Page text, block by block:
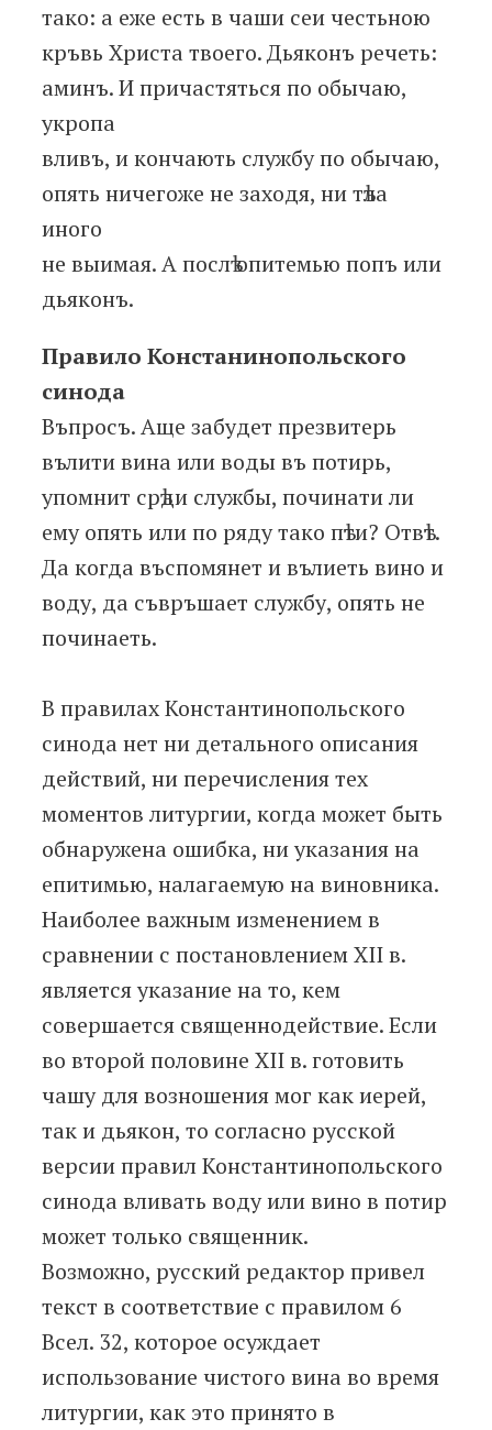
тако: а еже есть в чаши сеи честьною
кръвь Христа твоего. Дьяконъ речеть:
аминъ. И причастяться по обычаю,
укропа
вливъ, и кончають службу по обычаю,
опять ничегоже не заходя, ни тѣла
иного
не выимая. А послѣ опитемью попъ или
дьяконъ.
Правило Констанинопольского
синода
Въпросъ. Аще забудет презвитерь
вълити вина или воды въ потирь,
упомнит срѣди службы, починати ли
ему опять или по ряду тако пѣти? Отвѣт.
Да когда въспомянет и вълиеть вино и
воду, да съвръшает службу, опять не
починаеть.
В правилах Константинопольского
синода нет ни детального описания
действий, ни перечисления тех
моментов литургии, когда может быть
обнаружена ошибка, ни указания на
епитимью, налагаемую на виновника.
Наиболее важным изменением в
сравнении с постановлением XII в.
является указание на то, кем
совершается священнодействие. Если
во второй половине XII в. готовить
чашу для возношения мог как иерей,
так и дьякон, то согласно русской
версии правил Константинопольского
синода вливать воду или вино в потир
может только священник.
Возможно, русский редактор привел
текст в соответствие с правилом 6
Всел. 32, которое осуждает
использование чистого вина во время
литургии, как это принято в